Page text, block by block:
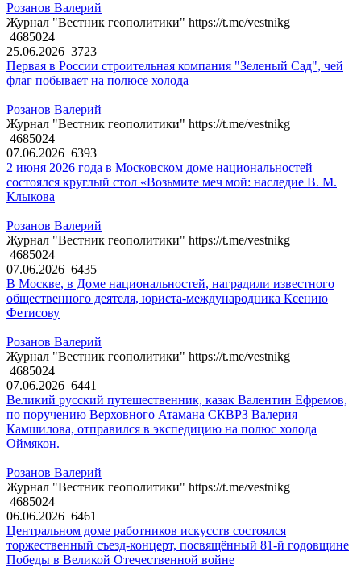
Розанов Валерий
Журнал "Вестник геополитики" https://t.me/vestnikg
4685024
25.06.2026 3723
Первая в России строительная компания "Зеленый Сад", чей
флаг побывает на полюсе холода
Розанов Валерий
Журнал "Вестник геополитики" https://t.me/vestnikg
4685024
07.06.2026 6393
2 июня 2026 года в Московском доме национальностей
состоялся круглый стол «Возьмите меч мой: наследие В. М.
Клыкова
Розанов Валерий
Журнал "Вестник геополитики" https://t.me/vestnikg
4685024
07.06.2026 6435
В Москве, в Доме национальностей, наградили известного
общественного деятеля, юриста-международника Ксению
Фетисову
Розанов Валерий
Журнал "Вестник геополитики" https://t.me/vestnikg
4685024
07.06.2026 6441
Великий русский путешественник, казак Валентин Ефремов,
по поручению Верховного Атамана СКВРЗ Валерия
Камшилова, отправился в экспедицию на полюс холода
Оймякон.
Розанов Валерий
Журнал "Вестник геополитики" https://t.me/vestnikg
4685024
06.06.2026 6461
Центральном доме работников искусств состоялся
торжественный съезд-концерт, посвящённый 81-й годовщине
Победы в Великой Отечественной войне